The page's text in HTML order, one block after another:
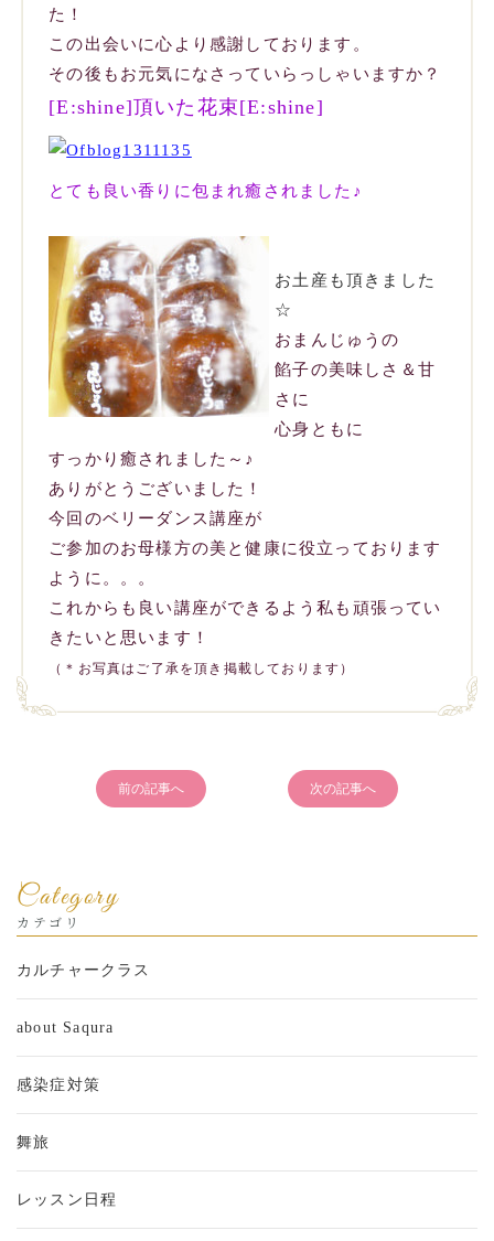
た！
この出会いに心より感謝しております。
その後もお元気になさっていらっしゃいますか？
[E:shine]頂いた花束[E:shine]
とても良い香りに包まれ癒されました♪
お土産も頂きました
☆
おまんじゅうの
餡子の美味しさ＆甘
さに
心身ともに
すっかり癒されました～♪
ありがとうございました！
今回のベリーダンス講座が
ご参加のお母様方の美と健康に役立っております
ように。。。
これからも良い講座ができるよう私も頑張ってい
きたいと思います！
（＊お写真はご了承を頂き掲載しております）
前の記事へ 次の記事へ
Category
カテゴリ
カルチャークラス
about Saqura
感染症対策
舞旅
レッスン日程